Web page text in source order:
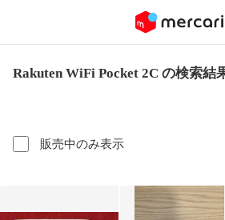
Rakuten WiFi Pocket 2C の検索結
販売中のみ表示